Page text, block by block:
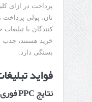
پرداخت در ازای
تان، پولی
کنندگان با
بستگی دارد.
فواید
نتایج PPC فوری نمایان می شود